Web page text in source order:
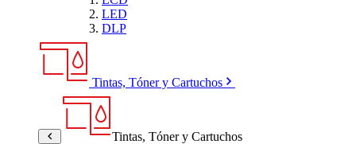
LED
DLP
Tintas, Tóner y Cartuchos
Tintas, Tóner y Cartuchos